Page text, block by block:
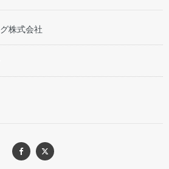
株式会社